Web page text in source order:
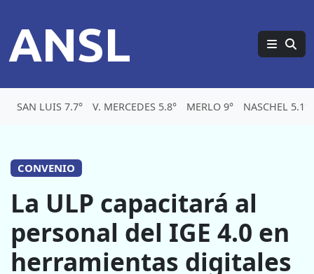
ANSL
SAN LUIS 7.7° V. MERCEDES 5.8° MERLO 9° NASCHEL 5.1°
CONVENIO
La ULP capacitará al
personal del IGE 4.0 en
herramientas digitales